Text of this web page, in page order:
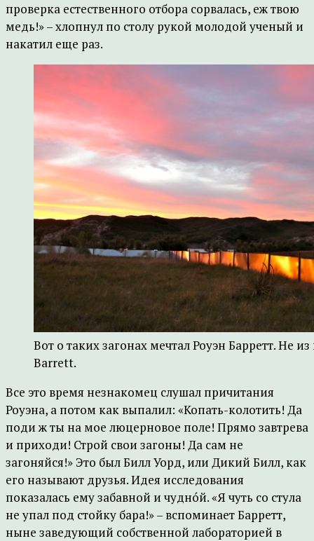
проверка естественного отбора сорвалась, еж твою
медь!» – хлопнул по столу рукой молодой ученый и
накатил еще раз.
Вот о таких загонах мечтал Роуэн Барретт. Не
Barrett.
Все это время незнакомец слушал причитания
Роуэна, а потом как выпалил: «Копать-колотить! Да
поди ж ты на мое люцерновое поле! Прямо завтрева
и приходи! Строй свои загоны! Да сам не
загоняйся!» Это был Билл Уорд, или Дикий Билл, как
его называют друзья. Идея исследования
показалась ему забавной и чуднóй. «Я чуть со стула
не упал под стойку бара!» – вспоминает Барретт,
ныне заведующий собственной лабораторией в